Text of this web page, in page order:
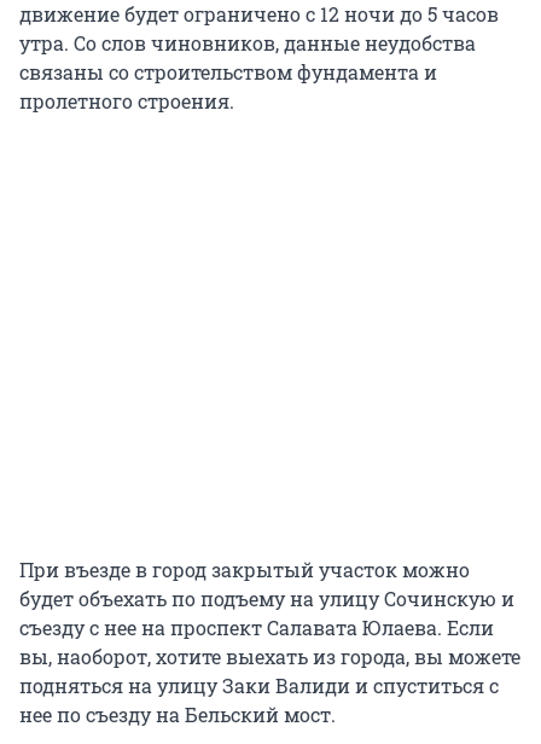
движение будет ограничено с 12 ночи до 5 часов
утра. Со слов чиновников, данные неудобства
связаны со строительством фундамента и
пролетного строения.
При въезде в город закрытый участок можно
будет объехать по подъему на улицу Сочинскую и
съезду с нее на проспект Салавата Юлаева. Если
вы, наоборот, хотите выехать из города, вы можете
подняться на улицу Заки Валиди и спуститься с
нее по съезду на Бельский мост.